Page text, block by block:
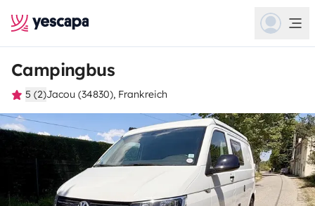
Campingbus
5 (2)Jacou (34830), Frankreich